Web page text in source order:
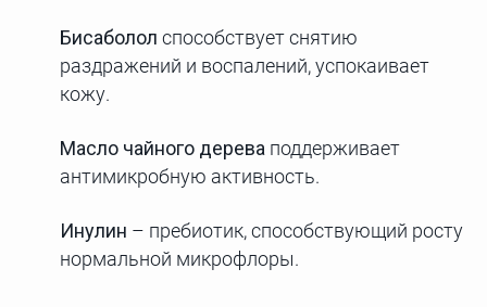
Бисаболол способствует снятию
раздражений и воспалений, успокаивает
кожу.
Масло чайного дерева поддерживает
антимикробную активность.
Инулин – пребиотик, способствующий росту
нормальной микрофлоры.